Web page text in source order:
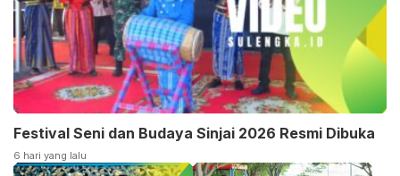
Festival Seni dan Budaya Sinjai 2026 Resmi Dibuka
6 hari yang lalu